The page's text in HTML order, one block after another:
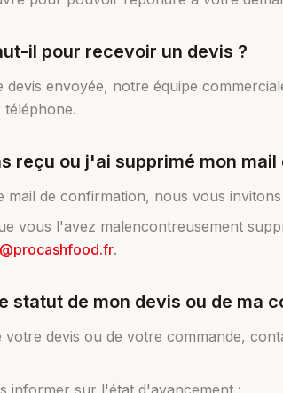
il pour recevoir un devis ?
devis envoyée, notre équipe
reçu ou j'ai supprimé mon
mail de confirmation, nous vous
vous l'avez malencontreusement
.
statut de mon devis ou de ma
devis ou de votre commande,
informer sur l'état d'avancement :